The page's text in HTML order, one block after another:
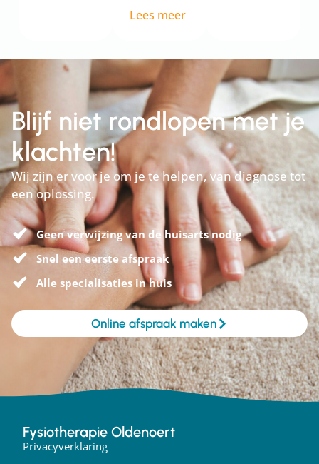
Lees meer
Blijf niet rondlopen met je
klachten!
Wij zijn er voor je om je te helpen, van diagnose tot
een oplossing.
Geen verwijzing van de huisarts nodig
Snel een eerste afspraak
Alle specialisaties in huis
Online afspraak maken
Fysiotherapie Oldenoert
Privacyverklaring